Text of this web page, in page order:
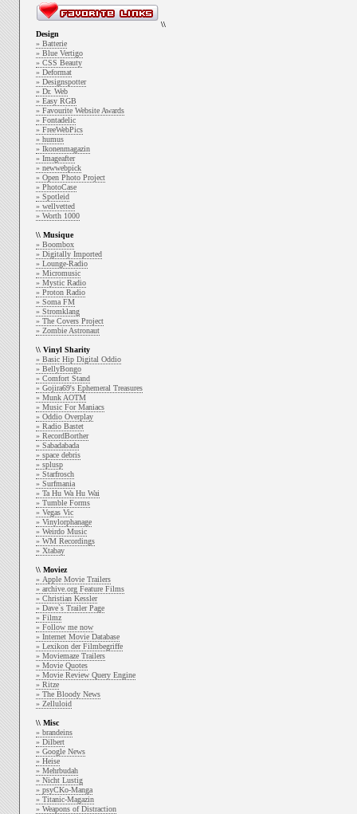
\\
Design
» Batterie
» Blue Vertigo
» CSS Beauty
» Deformat
» Designspotter
» Dr. Web
» Easy RGB
» Favourite Website Awards
» Fontadelic
» FreeWebPics
» humus
» Ikonenmagazin
» Imageafter
» newwebpick
» Open Photo Project
» PhotoCase
» Spotleid
» wellvetted
» Worth 1000
\\ Musique
» Boombox
» Digitally Imported
» Lounge-Radio
» Micromusic
» Mystic Radio
» Proton Radio
» Soma FM
» Stromklang
» The Covers Project
» Zombie Astronaut
\\ Vinyl Sharity
» Basic Hip Digital Oddio
» BellyBongo
» Comfort Stand
» Gojira69's Ephemeral Treasures
» Munk AOTM
» Music For Maniacs
» Oddio Overplay
» Radio Bastet
» RecordBorther
» Sabadabada
» space debris
» splusp
» Starfrosch
» Surfmania
» Ta Hu Wa Hu Wai
» Tumble Forms
» Vegas Vic
» Vinylorphanage
» Weirdo Music
» WM Recordings
» Xtabay
\\ Moviez
» Apple Movie Trailers
» archive.org Feature Films
» Christian Kessler
» Dave`s Trailer Page
» Filmz
» Follow me now
» Internet Movie Database
» Lexikon der Filmbegriffe
» Moviemaze Trailers
» Movie Quotes
» Movie Review Query Engine
» Ritze
» The Bloody News
» Zelluloid
\\ Misc
» brandeins
» Dilbert
» Google News
» Heise
» Mehrbudah
» Nicht Lustig
» psyCKo-Manga
» Titanic-Magazin
» Weapons of Distraction